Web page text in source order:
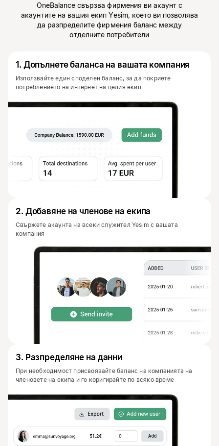
OneBalance свързва фирмения ви акаунт с
акаунтите на вашия екип Yesim, което ви позволява
да разпределите фирмения баланс между
отделните потребители
1 . Допълнете баланса на вашата компания
Използвайте един споделен баланс, за да покриете
потреблението на интернет на целия екип
2. Добавяне на членове на екипа
Свържете акаунта на всеки служител Yesim с вашата
компания
3. Разпределяне на данни
При необходимост присвоявайте баланс на компанията на
членовете на екипа и го коригирайте по всяко време